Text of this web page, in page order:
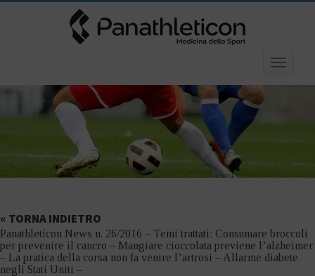
Toggle
« TORNA INDIETRO
Panathleticon News n. 26/2016 – Temi trattati: Consumare broccoli
per prevenire il cancro – Mangiare cioccolata previene l’alzheimer
– La pratica della corsa non fa venire l’artrosi – Allarme diabete
negli Stati Uniti –